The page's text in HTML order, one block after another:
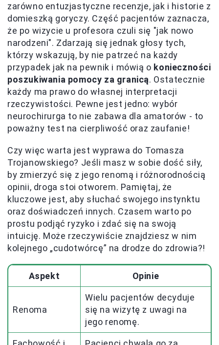
zarówno entuzjastyczne recenzje, jak i historie z
domieszką goryczy. Część pacjentów zaznacza,
że po wizycie u profesora czuli się "jak nowo
narodzeni". Zdarzają się jednak głosy tych,
którzy wskazują, by nie patrzeć na każdy
przypadek jak na pewnik i mówią o konieczności
poszukiwania pomocy za granicą. Ostatecznie
każdy ma prawo do własnej interpretacji
rzeczywistości. Pewne jest jedno: wybór
neurochirurga to nie zabawa dla amatorów - to
poważny test na cierpliwość oraz zaufanie!
Czy więc warta jest wyprawa do Tomasza
Trojanowskiego? Jeśli masz w sobie dość siły,
by zmierzyć się z jego renomą i różnorodnością
opinii, droga stoi otworem. Pamiętaj, że
kluczowe jest, aby słuchać swojego instynktu
oraz doświadczeń innych. Czasem warto po
prostu podjąć ryzyko i zdać się na swoją
intuicję. Może rzeczywiście znajdziesz w nim
kolejnego „cudotwórcę” na drodze do zdrowia?!
Aspekt Opinie
Renoma
Wielu pacjentów decyduje
się na wizytę z uwagi na
jego renomę.